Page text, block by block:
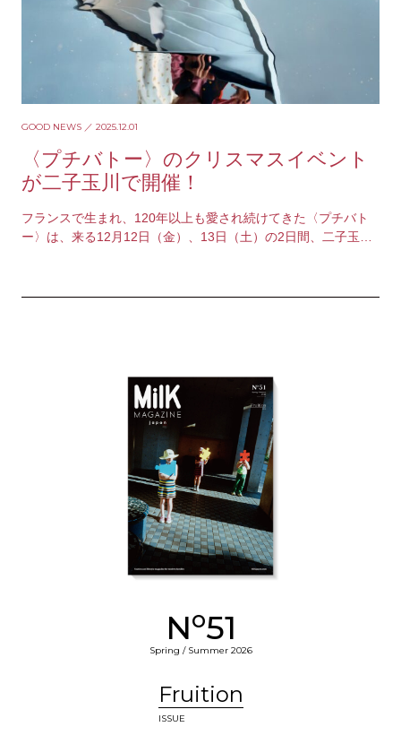
GOOD NEWS ／ 2025.12.01
〈プチバトー〉のクリスマスイベント
が⼆⼦⽟川で開催！
フランスで生まれ、120年以上も愛され続けてきた〈プチバト
ー〉は、来る12月12日（金）、13日（土）の2日間、二子玉川
No51
Spring / Summer 2026
Fruition
ISSUE